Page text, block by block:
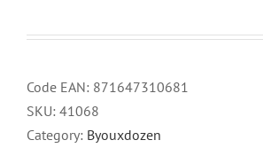
Code EAN: 871647310681
SKU: 41068
Category: Byouxdozen